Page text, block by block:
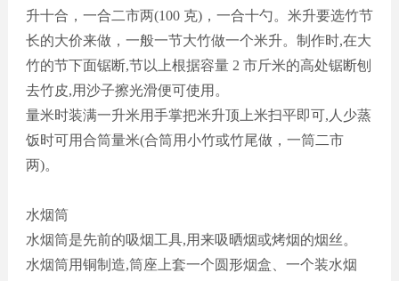
升十合，一合二市两(100 克)，一合十勺。米升要选竹节
长的大价来做，一般一节大竹做一个米升。制作时,在大
竹的节下面锯断,节以上根据容量 2 市斤米的高处锯断刨
去竹皮,用沙子擦光滑便可使用。
量米时装满一升米用手掌把米升顶上米扫平即可,人少蒸
饭时可用合筒量米(合筒用小竹或竹尾做，一筒二市
两)。
水烟筒
水烟筒是先前的吸烟工具,用来吸晒烟或烤烟的烟丝。
水烟筒用铜制造,筒座上套一个圆形烟盒、一个装水烟